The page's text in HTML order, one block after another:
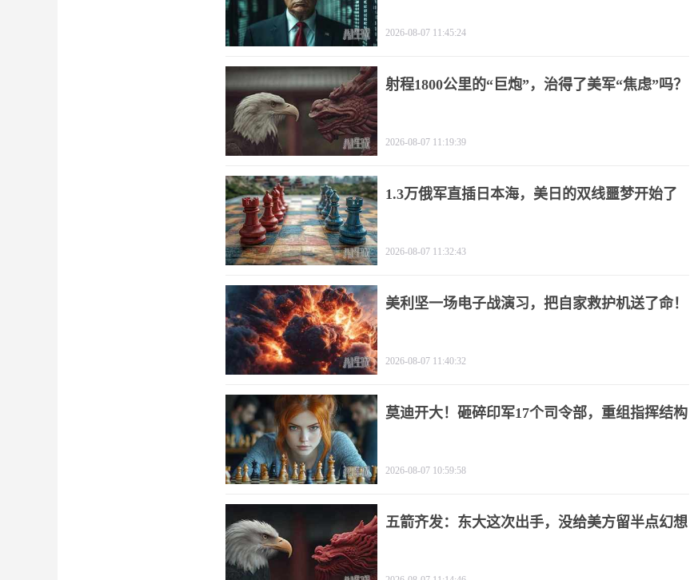
2026-08-07 11:45:24
射程1800公里的“巨炮”，治得了美军“焦虑”吗？
2026-08-07 11:19:39
1.3万俄军直插日本海，美日的双线噩梦开始了
2026-08-07 11:32:43
美利坚一场电子战演习，把自家救护机送了命！
2026-08-07 11:40:32
莫迪开大！砸碎印军17个司令部，重组指挥结构
2026-08-07 10:59:58
五箭齐发：东大这次出手，没给美方留半点幻想